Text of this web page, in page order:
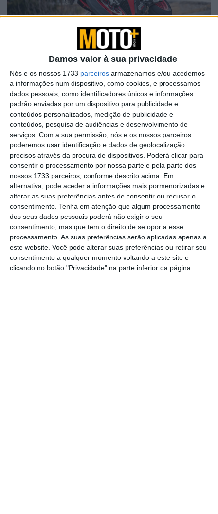
Damos valor à sua privacidade
Nós e os nossos 1733 parceiros armazenamos e/ou acedemos
a informações num dispositivo, como cookies, e processamos
dados pessoais, como identificadores únicos e informações
padrão enviadas por um dispositivo para publicidade e
conteúdos personalizados, medição de publicidade e
conteúdos, pesquisa de audiências e desenvolvimento de
serviços. Com a sua permissão, nós e os nossos parceiros
poderemos usar identificação e dados de geolocalização
precisos através da procura de dispositivos. Poderá clicar para
consentir o processamento por nossa parte e pela parte dos
nossos 1733 parceiros, conforme descrito acima. Em
alternativa, pode aceder a informações mais pormenorizadas e
alterar as suas preferências antes de consentir ou recusar o
consentimento. Tenha em atenção que algum processamento
dos seus dados pessoais poderá não exigir o seu
consentimento, mas que tem o direito de se opor a esse
processamento. As suas preferências serão aplicadas apenas a
este website. Você pode alterar suas preferências ou retirar seu
consentimento a qualquer momento voltando a este site e
clicando no botão "Privacidade" na parte inferior da página.
Esta última evolução da Tuono Factory, que chegou ao
mercado juntamente com a RSV4 Factory, é uma moto
com um desempenho impressionante em termos de
efectividade pura e dura, com respeito não só ao seu
motor como à sua fantástica ciclística e, ao mesmo
tempo, sendo capaz de agradar em temas como o
conforto e a suavidade a rodar, graças ao tacto refinado
de todo o conjunto.
Um animal de circuitos e corridas.
A Aprilia Tuono V4 Factory é uma moto desenhada para
podermos desfrutar enormemente em estrada aberta e
sobretudo em pista. O piloto adapta-se num estalar de
dedos à sua ergonomia, tanto seja alto como baixo, já
que o seu assento, firme e ergonómico, se adapta pelo
seu comprimento a qualquer estatura de piloto. E em
simultâneo facilita de forma extrema o deslocar do peso
e os movimentos sobre o mesmo.